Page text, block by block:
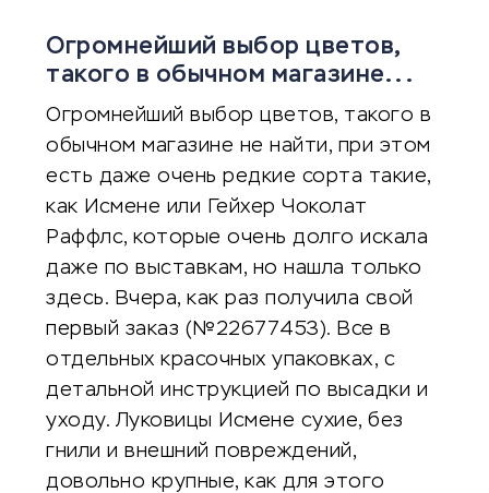
Огромнейший выбор цветов,
такого в обычном магазине...
Огромнейший выбор цветов, такого в
обычном магазине не найти, при этом
есть даже очень редкие сорта такие,
как Исмене или Гейхер Чоколат
Раффлс, которые очень долго искала
даже по выставкам, но нашла только
здесь. Вчера, как раз получила свой
первый заказ (№22677453). Все в
отдельных красочных упаковках, с
детальной инструкцией по высадки и
уходу. Луковицы Исмене сухие, без
гнили и внешний повреждений,
довольно крупные, как для этого